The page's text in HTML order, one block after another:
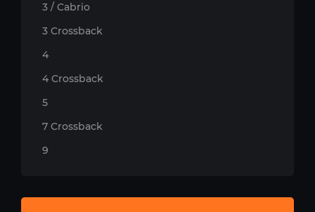
3 / Cabrio
3 Crossback
4
4 Crossback
5
7 Crossback
9